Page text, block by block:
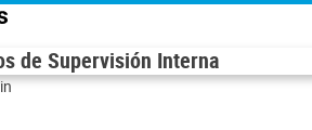
de Supervisión Interna